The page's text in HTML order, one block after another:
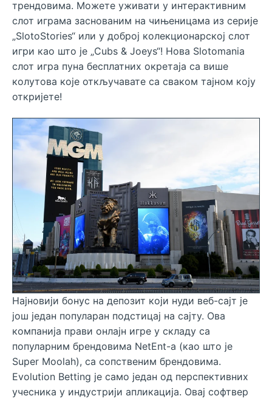
трендовима. Можете уживати у интерактивним
слот играма заснованим на чињеницама из серије
„SlotoStories“ или у доброј колекционарској слот
игри као што је „Cubs & Joeys“! Нова Slotomania
слот игра пуна бесплатних окретаја са више
колутова које откључавате са сваком тајном коју
откријете!
Најновији бонус на депозит који нуди веб-сајт је
још један популаран подстицај на сајту. Ова
компанија прави онлајн игре у складу са
популарним брендовима NetEnt-а (као што је
Super Moolah), са сопственим брендовима.
Evolution Betting је само један од перспективних
учесника у индустрији апликација. Овај софтвер